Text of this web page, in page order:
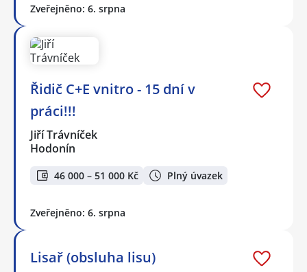
Zveřejněno: 6. srpna
Řidič C+E vnitro - 15 dní v
práci!!!
Jiří Trávníček
Hodonín
46 000 – 51 000 Kč Plný úvazek
Zveřejněno: 6. srpna
Lisař (obsluha lisu)